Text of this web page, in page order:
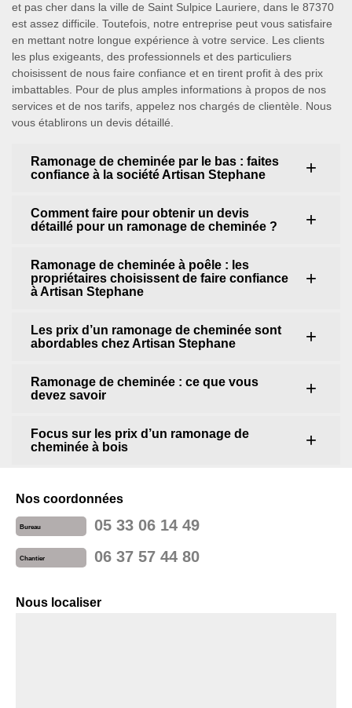
et pas cher dans la ville de Saint Sulpice Lauriere, dans le 87370
est assez difficile. Toutefois, notre entreprise peut vous satisfaire
en mettant notre longue expérience à votre service. Les clients
les plus exigeants, des professionnels et des particuliers
choisissent de nous faire confiance et en tirent profit à des prix
imbattables. Pour de plus amples informations à propos de nos
services et de nos tarifs, appelez nos chargés de clientèle. Nous
vous établirons un devis détaillé.
Ramonage de cheminée par le bas : faites
confiance à la société Artisan Stephane
Comment faire pour obtenir un devis
détaillé pour un ramonage de cheminée ?
Ramonage de cheminée à poêle : les
propriétaires choisissent de faire confiance
à Artisan Stephane
Les prix d’un ramonage de cheminée sont
abordables chez Artisan Stephane
Ramonage de cheminée : ce que vous
devez savoir
Focus sur les prix d’un ramonage de
cheminée à bois
Nos coordonnées
Bureau 05 33 06 14 49
Chantier 06 37 57 44 80
Nous localiser